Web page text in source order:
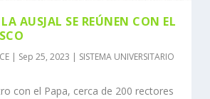
LA AUSJAL SE REÚNEN CON EL
Sep 25, 2023
SISTEMA UNIVERSITARIO
con el Papa, cerca de 200 rectores